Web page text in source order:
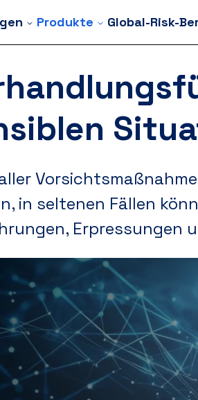
Produkte Global-Risk-
in seltenen Fällen
Erpressungen